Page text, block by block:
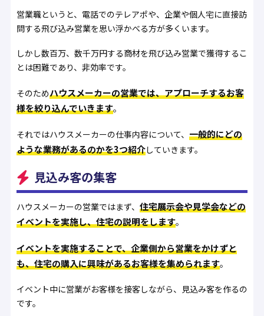
営業職というと、電話でのテレアポや、企業や個人宅に直接訪
問する飛び込み営業を思い浮かべる方が多くいます。
しかし数百万、数千万円する商材を飛び込み営業で獲得するこ
とは困難であり、非効率です。
そのためハウスメーカーの営業では、アプローチするお客
様を絞り込んでいきます。
それではハウスメーカーの仕事内容について、 一般的にどの
ような業務があるのかを3つ紹介していきます。
見込み客の集客
ハウスメーカーの営業ではまず、 住宅展示会や見学会などの
イベントを実施し、住宅の説明をします。
イベントを実施することで、企業側から営業をかけずと
も、住宅の購入に興味があるお客様を集められます。
イベント中に営業がお客様を接客しながら、見込み客を作るの
です。